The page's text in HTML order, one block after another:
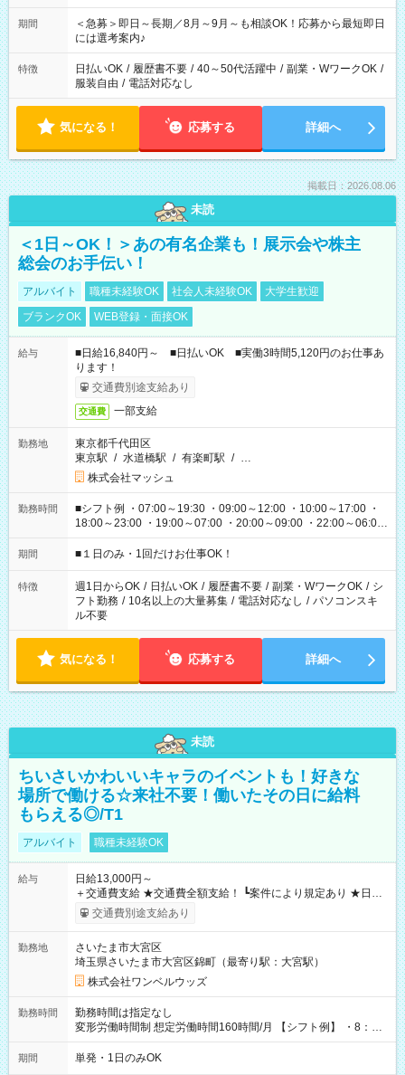
ば前職が、 在宅/財団法人/事務/コールセンター/受付/販売/カフェ
スタッフ スイーツ販売/ホテルフロント/化粧品販売/など 様々な
業界から入社して活躍されています♪
期間
＜急募＞即日～長期／8月～9月～も相談OK！応募から最短即日
には選考案内♪
特徴 日払いOK / 履歴書不要 / 40～50代活躍中 / 副業・WワークOK /
服装自由 / 電話対応なし
気になる！ 応募する 詳細へ
掲載日：2026.08.06
未読
＜1日～OK！＞あの有名企業も！展示会や株主
総会のお手伝い！
アルバイト 職種未経験OK 社会人未経験OK
大学生歓迎
ブランクOK
WEB登録・面接OK
給与
■日給16,840円～ ■日払いOK ■実働3時間5,120円のお仕事あ
ります！
交通費別途支給あり
交通費 一部支給
勤務地
東京都千代田区
東京駅 / 水道橋駅 / 有楽町駅 / …
株式会社マッシュ
勤務時間
■シフト例 ・07:00～19:30 ・09:00～12:00 ・10:00～17:00 ・
18:00～23:00 ・19:00～07:00 ・20:00～09:00 ・22:00～06:00
etc ★最短で3時間で5,120円のお仕事から 15時間で2万円近く稼
げるお仕事も！ ご希望のお時間に合わせてご紹介！ ※シフトは
ください！
期間 ■１日のみ・1回だけお仕事OK！
特徴 週1日からOK / 日払いOK / 履歴書不要 / 副業・WワークOK / シ
フト勤務 / 10名以上の大量募集 / 電話対応なし / パソコンスキ
ル不要
気になる！ 応募する 詳細へ
未読
ちいさいかわいいキャラのイベントも！好きな
場所で働ける☆来社不要！働いたその日に給料
もらえる◎/T1
アルバイト 職種未経験OK
給与
日給13,000円～
＋交通費支給 ★交通費全額支給！ ┗案件により規定あり ★日払
いOK！（規定あり） ┗働いたその日に現金GET♪ お仕事後はコ
ンビニATMから 日払い分を引き落とせます！ 【試用期間】試
交通費別途支給あり
勤務地
さいたま市大宮区
埼玉県さいたま市大宮区錦町（最寄り駅：大宮駅）
株式会社ワンベルウッズ
勤務時間
勤務時間は指定なし
変形労働時間制 想定労働時間160時間/月 【シフト例】 ・8：00
～21：00
期間 単発・1日のみOK